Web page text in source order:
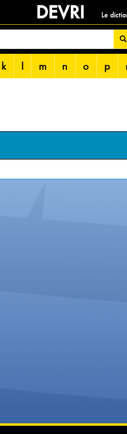
DEVRI Le
k l m n o p